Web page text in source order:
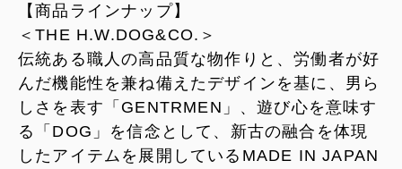
【商品ラインナップ】
＜THE H.W.DOG&CO.＞
伝統ある職人の高品質な物作りと、労働者が好
んだ機能性を兼ね備えたデザインを基に、男ら
しさを表す「GENTRMEN」、遊び心を意味す
る「DOG」を信念として、新古の融合を体現
したアイテムを展開しているMADE IN JAPAN